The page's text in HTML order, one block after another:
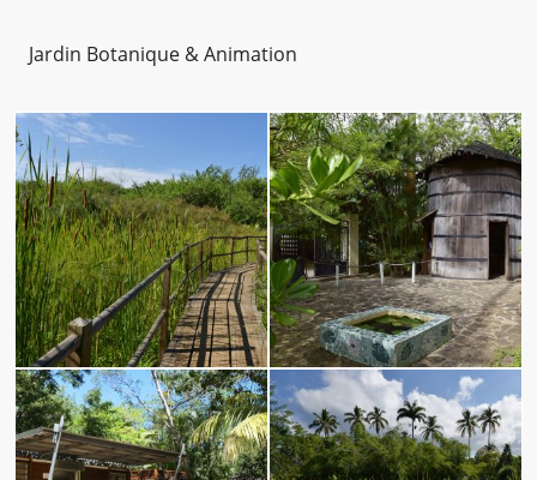
Jardin Botanique & Animation